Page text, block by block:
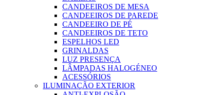
CANDEEIROS DE MESA
CANDEEIROS DE PAREDE
CANDEEIRO DE PÉ
CANDEEIROS DE TETO
ESPELHOS LED
GRINALDAS
LUZ PRESENÇA
LÂMPADAS HALOGÉNEO
ACESSÓRIOS
ILUMINAÇÃO EXTERIOR